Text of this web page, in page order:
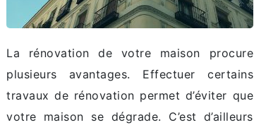
La rénovation de votre maison procure
plusieurs avantages. Effectuer certains
travaux de rénovation permet d’éviter que
votre maison se dégrade. C’est d’ailleurs